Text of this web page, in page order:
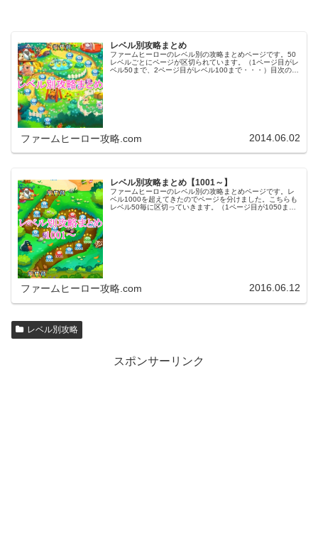
レベル別攻略まとめ
ファームヒーローのレベル別の攻略まとめページです。50
レベルごとにページが区切られています。（1ページ目がレ
ベル50まで、2ページ目がレベル100まで・・・）目次のリ
ファームヒーロー攻略.com 2014.06.02
レベル別攻略まとめ【1001～】
ファームヒーローのレベル別の攻略まとめページです。レ
ベル1000を超えてきたのでページを分けました。こちらも
レベル50毎に区切っていきます。（1ページ目が1050ま
ファームヒーロー攻略.com 2016.06.12
レベル別攻略
スポンサーリンク